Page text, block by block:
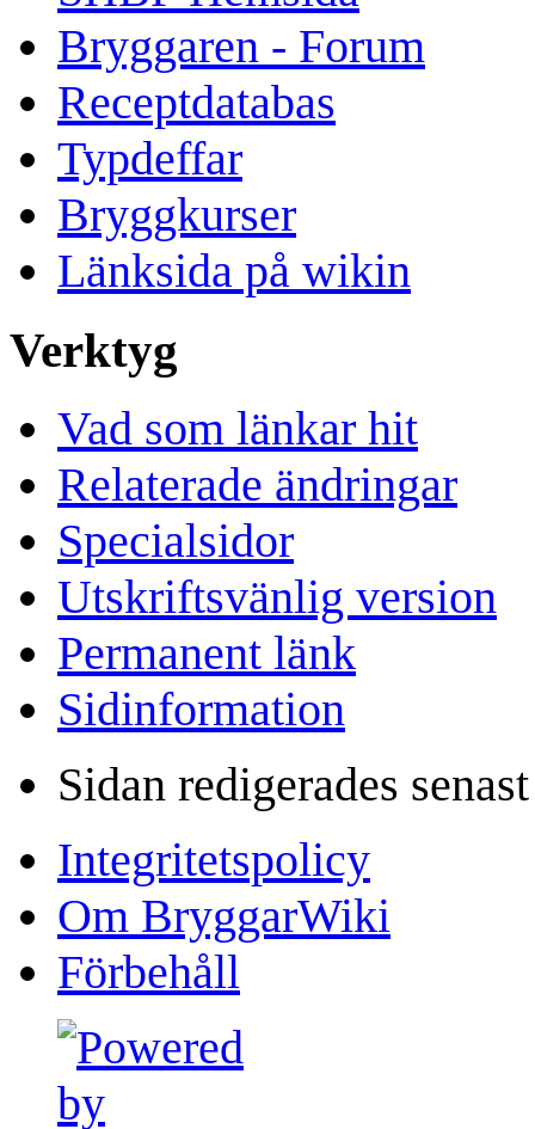
Bryggaren - Forum
Receptdatabas
Typdeffar
Bryggkurser
Länksida på wikin
Verktyg
Vad som länkar hit
Relaterade ändringar
Specialsidor
Utskriftsvänlig version
Permanent länk
Sidinformation
Sidan redigerades
Integritetspolicy
Om BryggarWiki
Förbehåll